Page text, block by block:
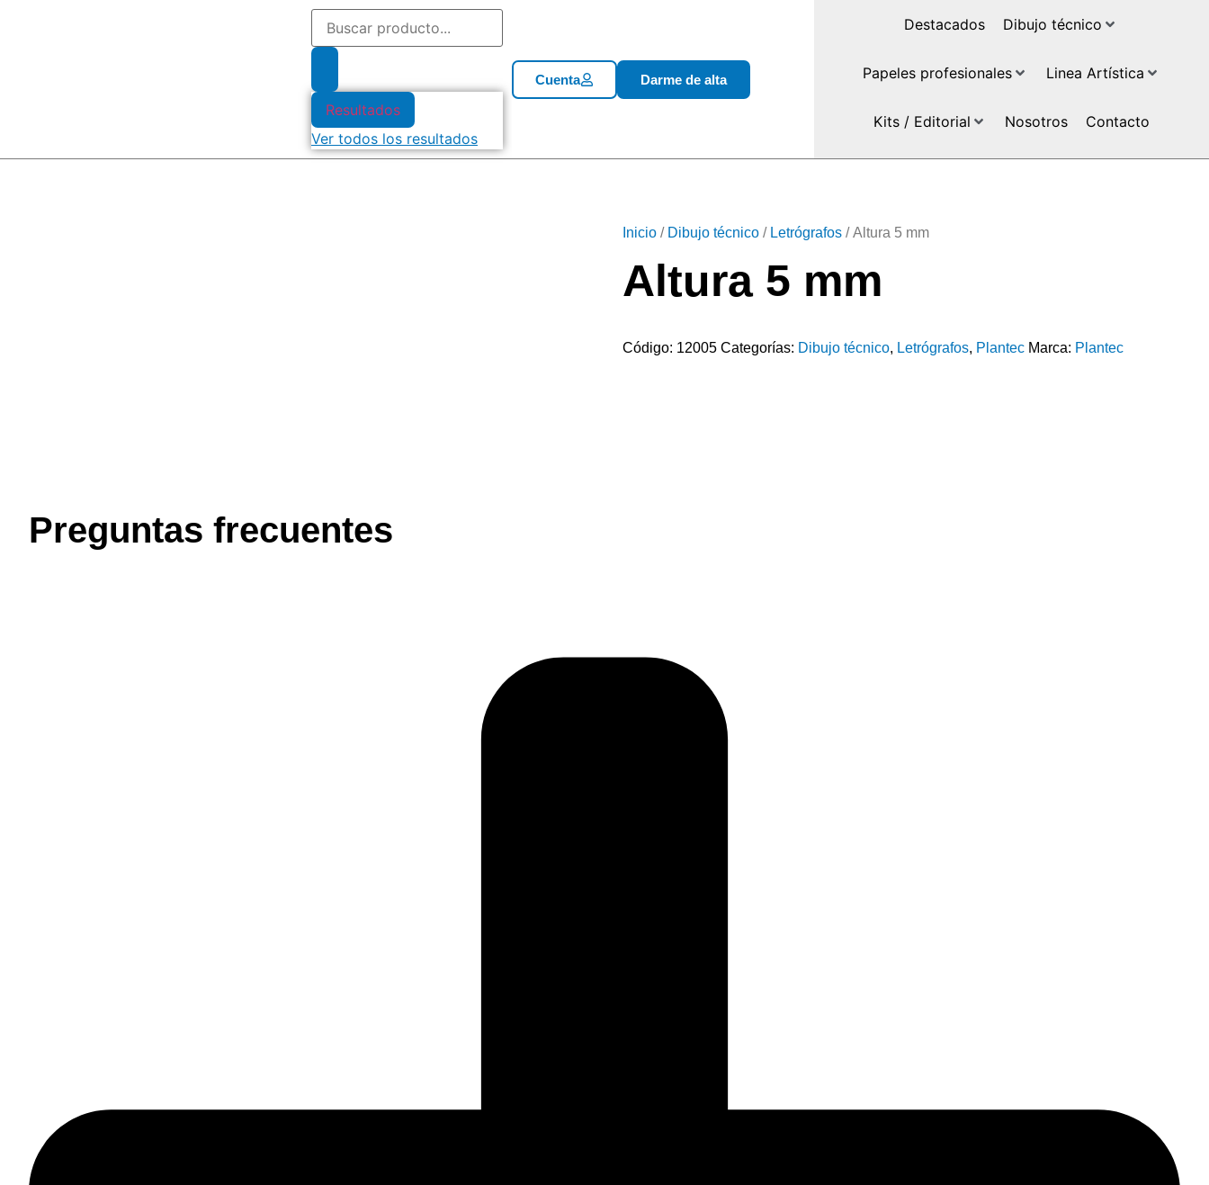
Resultados
Ver todos los resultados
Cuenta Darme de alta
Destacados Dibujo técnico
Papeles profesionales Linea Artística
Kits / Editorial Nosotros Contacto
Inicio / Dibujo técnico / Letrógrafos / Altura 5 mm
Altura 5 mm
Código: 12005 Categorías: Dibujo técnico, Letrógrafos, Plantec Marca: Plantec
Preguntas frecuentes